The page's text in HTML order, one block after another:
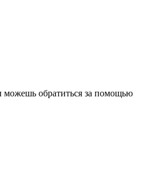
можешь обратиться за помощью